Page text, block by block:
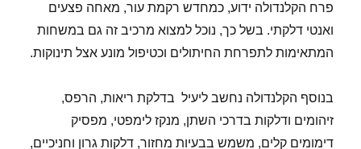
פרח הקלנדולה ידוע, כמחדש רקמת עור, מאחה פצעים
ואנטי דלקתי. בשל כך, נוכל למצוא מרכיב זה גם במשחות
המתאימות לתפרחת החיתולים וכטיפול מונע אצל תינוקות.
בנוסף הקלנדולה נחשב ליעיל בדלקת ריאות, הרפס,
זיהומים ודלקות בדרכי השתן, מנקז לימפטי, מפסיק
דימומים קלים, משמש בבעיות מחזור, דלקות גרון וחניכיים,